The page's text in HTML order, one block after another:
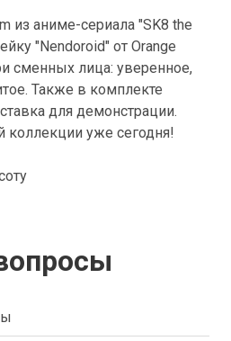
из аниме-сериала "SK8 the
"Nendoroid" от Orange
сменных лица: уверенное,
Также в комплекте
для демонстрации.
коллекции уже сегодня!